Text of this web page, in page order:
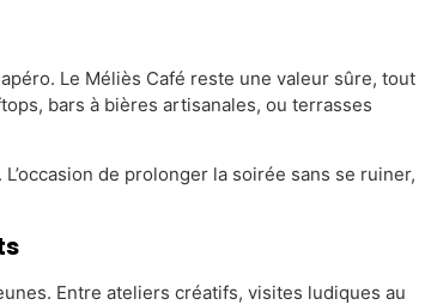
Le Méliès Café reste une valeur sûre, tout
bars à bières artisanales, ou terrasses
de prolonger la soirée sans se ruiner,
Entre ateliers créatifs, visites ludiques au